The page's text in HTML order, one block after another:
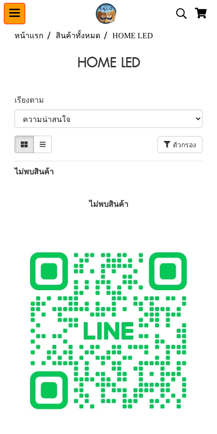
หน้าแรก สินค้าทั้งหมด HOME LED
HOME LED
เรียงตาม
ตัวกรอง
ไม่พบสินค้า
ไม่พบสินค้า